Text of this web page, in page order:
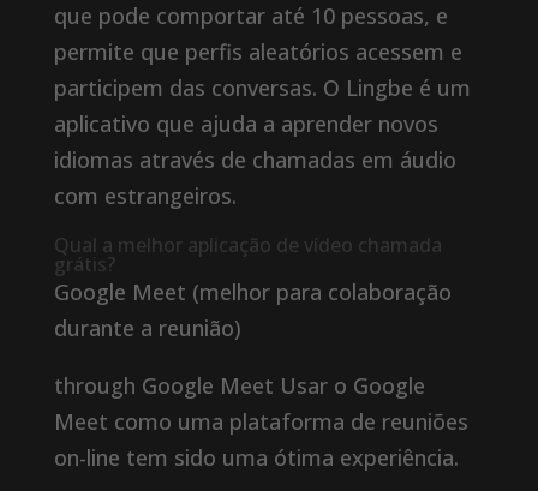
que pode comportar até 10 pessoas, e
permite que perfis aleatórios acessem e
participem das conversas. O Lingbe é um
aplicativo que ajuda a aprender novos
idiomas através de chamadas em áudio
com estrangeiros.
Qual a melhor aplicação de vídeo chamada
grátis?
Google Meet (melhor para colaboração
durante a reunião)
through Google Meet Usar o Google
Meet como uma plataforma de reuniões
on-line tem sido uma ótima experiência.